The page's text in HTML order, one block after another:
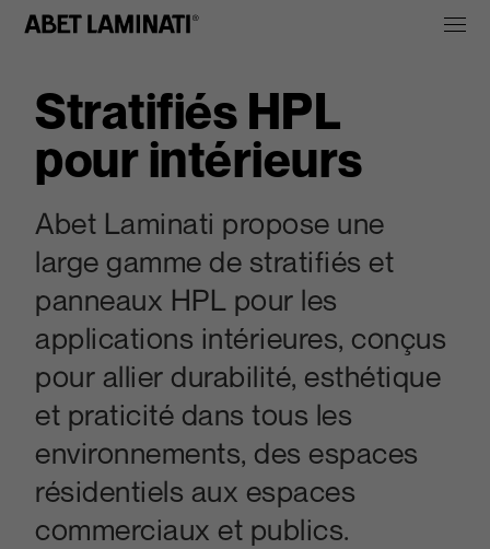
Stratifiés HPL
pour intérieurs
Abet Laminati propose une
large gamme de stratifiés et
panneaux HPL pour les
applications intérieures, conçus
pour allier durabilité, esthétique
et praticité dans tous les
environnements, des espaces
résidentiels aux espaces
commerciaux et publics.